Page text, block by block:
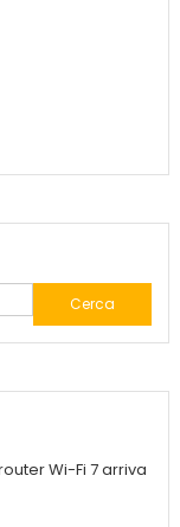
Wi-Fi 7 arriva